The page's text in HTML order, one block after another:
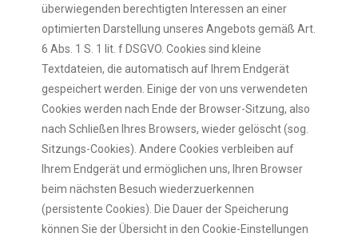
überwiegenden berechtigten Interessen an einer
optimierten Darstellung unseres Angebots gemäß Art.
6 Abs. 1 S. 1 lit. f DSGVO. Cookies sind kleine
Textdateien, die automatisch auf Ihrem Endgerät
gespeichert werden. Einige der von uns verwendeten
Cookies werden nach Ende der Browser-Sitzung, also
nach Schließen Ihres Browsers, wieder gelöscht (sog.
Sitzungs-Cookies). Andere Cookies verbleiben auf
Ihrem Endgerät und ermöglichen uns, Ihren Browser
beim nächsten Besuch wiederzuerkennen
(persistente Cookies). Die Dauer der Speicherung
können Sie der Übersicht in den Cookie-Einstellungen